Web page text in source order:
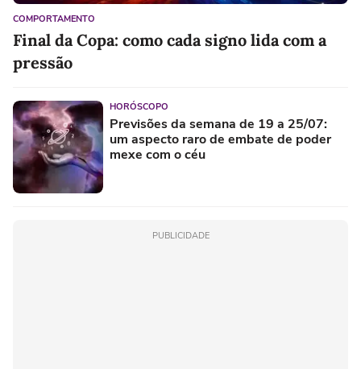
COMPORTAMENTO
Final da Copa: como cada signo lida com a
pressão
HORÓSCOPO
Previsões da semana de 19 a 25/07:
um aspecto raro de embate de poder
mexe com o céu
PUBLICIDADE